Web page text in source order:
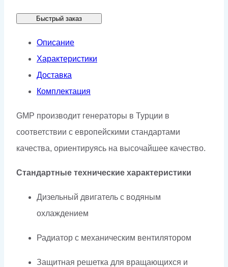
KJP33
кожухе
Быстрый заказ
Описание
Характеристики
Доставка
Комплектация
GMP производит генераторы в Турции в
соответствии с европейскими стандартами
качества, ориентируясь на высочайшее качество.
Стандартные технические характеристики
Дизельный двигатель с водяным
охлаждением
Радиатор с механическим вентилятором
Защитная решетка для вращающихся и